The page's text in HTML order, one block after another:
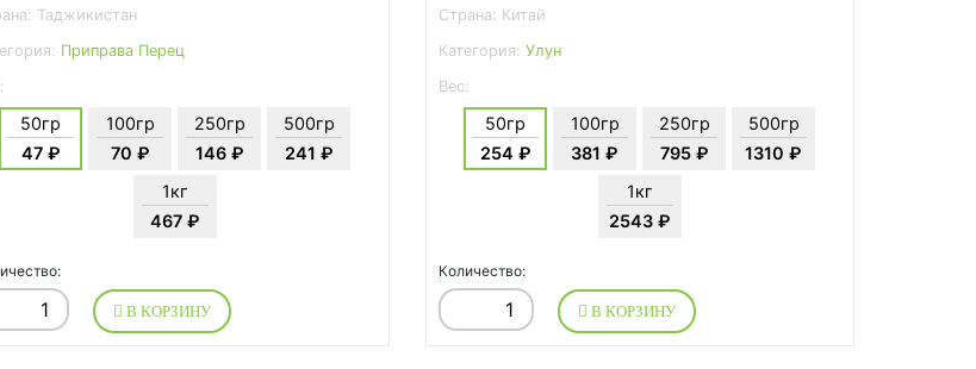
Таджикистан
Приправа Перец
50гр
47 ₽
100гр
70 ₽
250гр
146 ₽
500гр
241 ₽
1кг
467 ₽
В КОРЗИНУ
Страна: Китай
Категория: Улун
Вес:
50гр
254 ₽
100гр
381 ₽
250гр
795 ₽
500гр
1310 ₽
1кг
2543 ₽
Количество:
В КОРЗИНУ